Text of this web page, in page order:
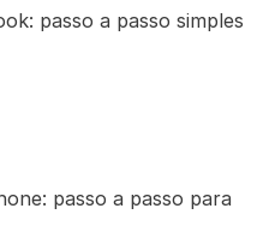
passo a passo simples
passo a passo para